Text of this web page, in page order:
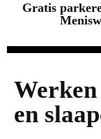
Gratis
en